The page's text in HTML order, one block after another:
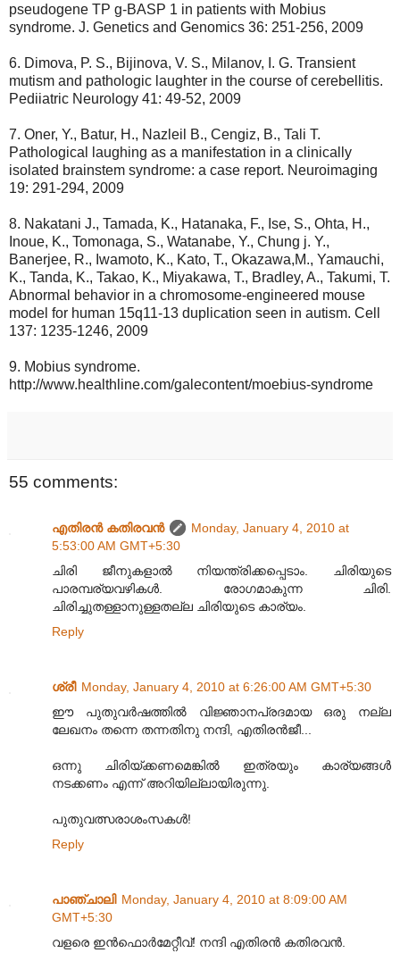
pseudogene TP g-BASP 1 in patients with Mobius
syndrome. J. Genetics and Genomics 36: 251-256, 2009
6. Dimova, P. S., Bijinova, V. S., Milanov, I. G. Transient
mutism and pathologic laughter in the course of cerebellitis.
Pediiatric Neurology 41: 49-52, 2009
7. Oner, Y., Batur, H., Nazleil B., Cengiz, B., Tali T.
Pathological laughing as a manifestation in a clinically
isolated brainstem syndrome: a case report. Neuroimaging
19: 291-294, 2009
8. Nakatani J., Tamada, K., Hatanaka, F., Ise, S., Ohta, H.,
Inoue, K., Tomonaga, S., Watanabe, Y., Chung j. Y.,
Banerjee, R., Iwamoto, K., Kato, T., Okazawa,M., Yamauchi,
K., Tanda, K., Takao, K., Miyakawa, T., Bradley, A., Takumi, T.
Abnormal behavior in a chromosome-engineered mouse
model for human 15q11-13 duplication seen in autism. Cell
137: 1235-1246, 2009
9. Mobius syndrome.
http://www.healthline.com/galecontent/moebius-syndrome
55 comments:
എതിരന്‍ കതിരവന്‍
Monday, January 4, 2010 at
5:53:00 AM GMT+5:30
ചിരി ജീനുകളാൽ നിയന്ത്രിക്കപ്പെടാം. ചിരിയുടെ
പാരമ്പര്യവഴികൾ. രോഗമാകുന്ന ചിരി.
ചിരിച്ചുതള്ളാനുള്ളതല്ല ചിരിയുടെ കാര്യം.
Reply
ശ്രീ Monday, January 4, 2010 at 6:26:00 AM GMT+5:30
ഈ പുതുവര്‍ഷത്തില്‍ വിജ്ഞാനപ്രദമായ ഒരു നല്ല
ലേഖനം തന്നെ തന്നതിനു നന്ദി, എതിരന്‍ജീ...
ഒന്നു ചിരിയ്ക്കണമെങ്കില്‍ ഇത്രയും കാര്യങ്ങള്‍
നടക്കണം എന്ന് അറിയില്ലായിരുന്നു.
പുതുവത്സരാശംസകള്‍!
Reply
പാഞ്ചാലി Monday, January 4, 2010 at 8:09:00 AM
GMT+5:30
വളരെ ഇന്‍ഫൊര്‍മേറ്റീവ്! നന്ദി എതിരന്‍ കതിരവന്‍.